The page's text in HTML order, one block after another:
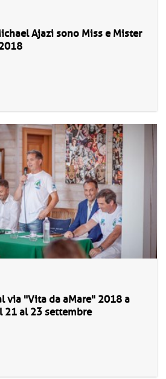
Ajazi sono Miss e Mister
via "Vita da aMare" 2018 a
21 al 23 settembre